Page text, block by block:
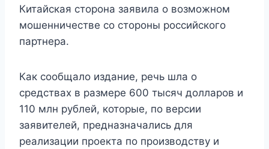
Китайская сторона заявила о возможном
мошенничестве со стороны российского
партнера.
Как сообщало издание, речь шла о
средствах в размере 600 тысяч долларов и
110 млн рублей, которые, по версии
заявителей, предназначались для
реализации проекта по производству и